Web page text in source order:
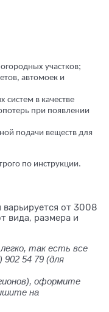
участков;
автомоек и
в качестве
при появлении
подачи веществ для
по инструкции.
от 3008
вида, размера и
так есть все
902 54 79 (для
оформите
на